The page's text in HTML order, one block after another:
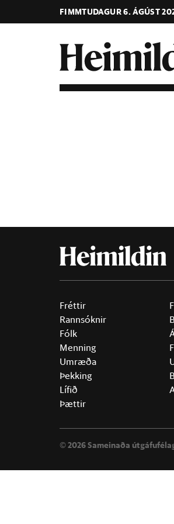
FIMMTUDAGUR 6. ÁGÚST
Fréttir
Rannsóknir
Fólk
Menning
Umræða
Þekking
Lífið
Þættir
©2026 Sameinaða